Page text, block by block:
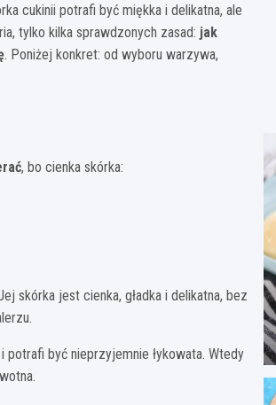
cukinii potrafi być miękka i delikatna, ale
tylko kilka sprawdzonych zasad: jak
. Poniżej konkret: od wyboru warzywa,
, bo cienka skórka:
skórka jest cienka, gładka i delikatna, bez
być nieprzyjemnie łykowata. Wtedy